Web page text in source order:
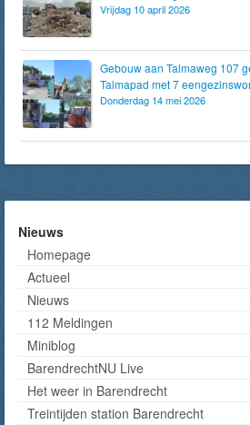
Vrijdag 10 april 2026
Gebouw aan Talmaweg 107
Talmapad met 7
Donderdag 14 mei 2026
Nieuws
Homepage
Actueel
Nieuws
112 Meldingen
Miniblog
BarendrechtNU Live
Het weer in Barendrecht
Treintijden station Barendrecht